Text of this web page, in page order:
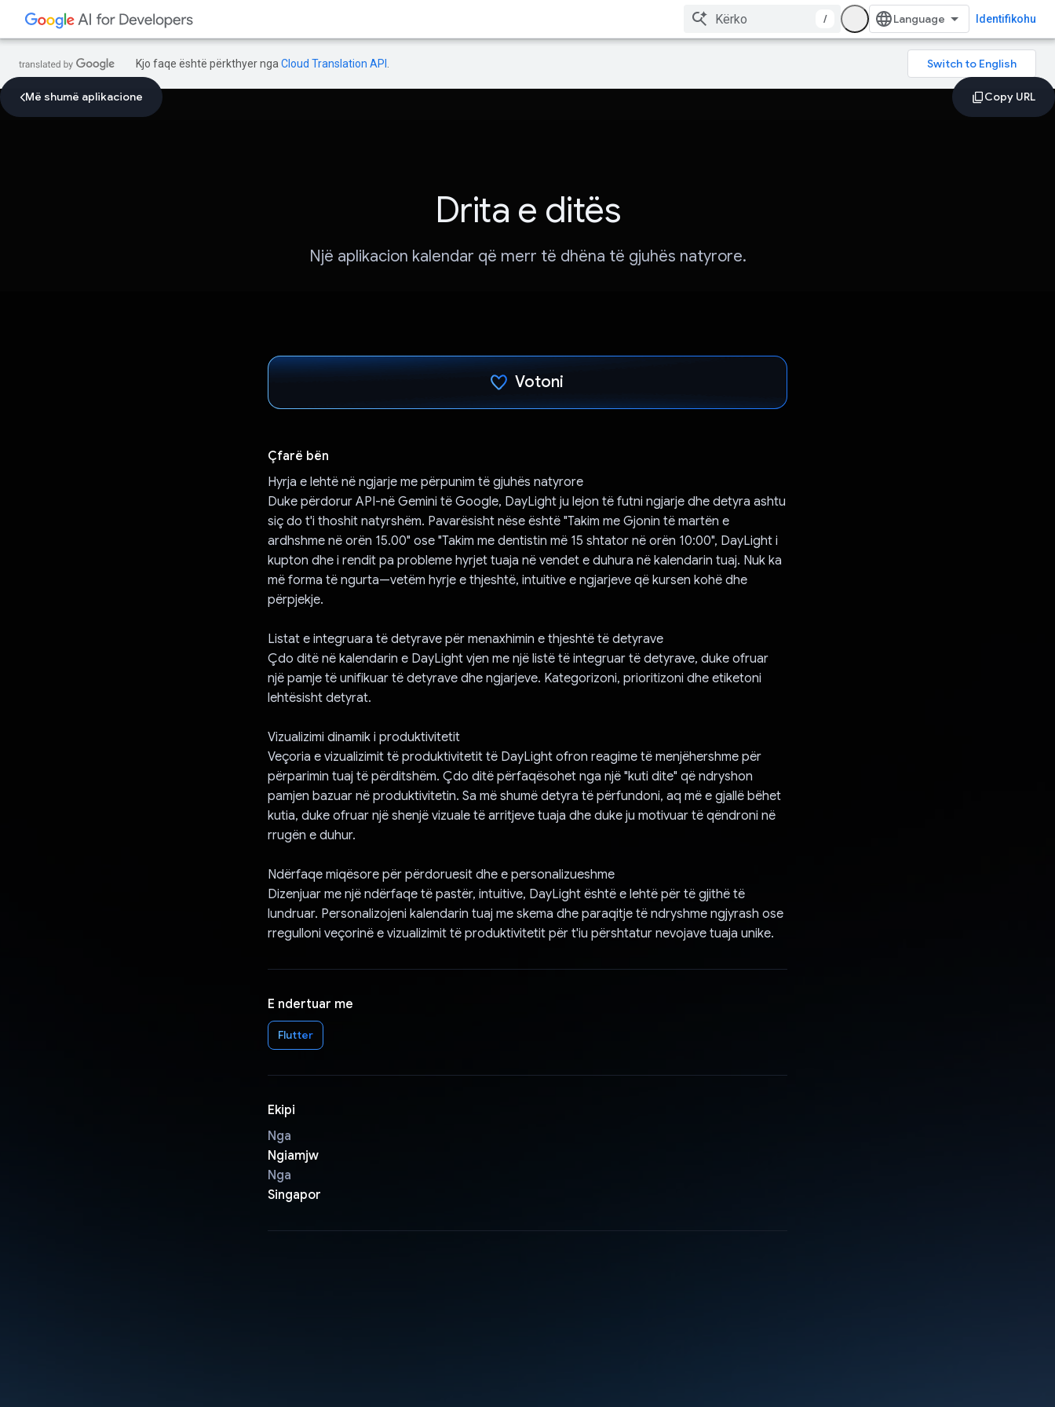
/ Identifikohu
Kjo faqe është përkthyer nga Cloud Translation API
Më shumë aplikacione
Drita e ditës
Një aplikacion kalendar që merr të dhëna të gjuhës natyrore.
Votoni
Çfarë bën
Hyrja e lehtë në ngjarje me përpunim të gjuhës natyrore
Duke përdorur API-në Gemini të Google, DayLight ju lejon të futni ngjarje dhe detyra ashtu
siç do t'i thoshit natyrshëm. Pavarësisht nëse është "Takim me Gjonin të martën e
ardhshme në orën 15.00" ose "Takim me dentistin më 15 shtator në orën 10:00", DayLight i
kupton dhe i rendit pa probleme hyrjet tuaja në vendet e duhura në kalendarin tuaj. Nuk ka
më forma të ngurta—vetëm hyrje e thjeshtë, intuitive e ngjarjeve që kursen kohë dhe
përpjekje.
Listat e integruara të detyrave për menaxhimin e thjeshtë të detyrave
Çdo ditë në kalendarin e DayLight vjen me një listë të integruar të detyrave, duke ofruar
një pamje të unifikuar të detyrave dhe ngjarjeve. Kategorizoni, prioritizoni dhe etiketoni
lehtësisht detyrat.
Vizualizimi dinamik i produktivitetit
Veçoria e vizualizimit të produktivitetit të DayLight ofron reagime të menjëhershme për
përparimin tuaj të përditshëm. Çdo ditë përfaqësohet nga një "kuti dite" që ndryshon
pamjen bazuar në produktivitetin. Sa më shumë detyra të përfundoni, aq më e gjallë bëhet
kutia, duke ofruar një shenjë vizuale të arritjeve tuaja dhe duke ju motivuar të qëndroni në
rrugën e duhur.
Ndërfaqe miqësore për përdoruesit dhe e personalizueshme
Dizenjuar me një ndërfaqe të pastër, intuitive, DayLight është e lehtë për të gjithë të
lundruar. Personalizojeni kalendarin tuaj me skema dhe paraqitje të ndryshme ngjyrash ose
rregulloni veçorinë e vizualizimit të produktivitetit për t'iu përshtatur nevojave tuaja unike.
E ndertuar me
Flutter
Ekipi
Nga
Ngiamjw
Nga
Singapor